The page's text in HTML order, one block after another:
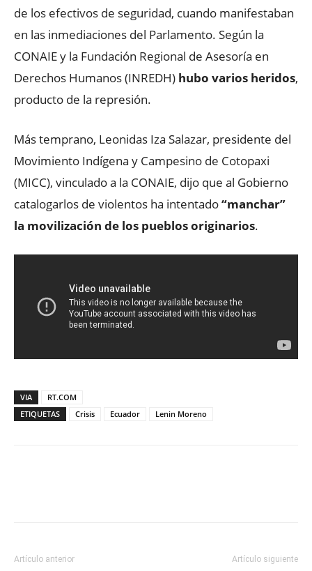
de los efectivos de seguridad, cuando manifestaban
en las inmediaciones del Parlamento. Según la
CONAIE y la Fundación Regional de Asesoría en
Derechos Humanos (INREDH) hubo varios heridos,
producto de la represión.
Más temprano, Leonidas Iza Salazar, presidente del
Movimiento Indígena y Campesino de Cotopaxi
(MICC), vinculado a la CONAIE, dijo que al Gobierno
catalogarlos de violentos ha intentado“manchar”
la movilización de los pueblos originarios.
VIA
RT.COM
ETIQUETAS
Crisis Ecuador Lenin Moreno
Artículo anterior Artículo siguiente